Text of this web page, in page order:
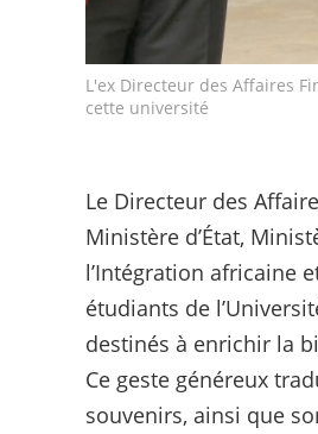
L'ex Directeur des Affaires
cette université
Le Directeur des
Ministère d’État,
l’Intégration africaine
étudiants de
destinés à enrichir la
Ce geste généreux
souvenirs, ainsi que